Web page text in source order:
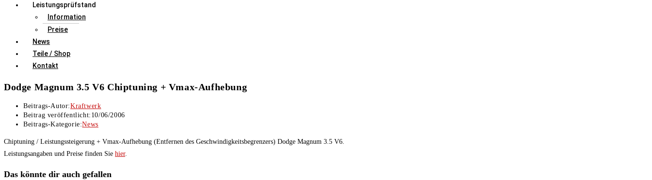
Leistungsprüfstand
Information
Preise
News
Teile / Shop
Kontakt
Dodge Magnum 3.5 V6 Chiptuning + Vmax-Aufhebung
Beitrags-Autor:Kraftwerk
Beitrag veröffentlicht: 10/06/2006
Beitrags-Kategorie:News
Chiptuning / Leistungssteigerung + Vmax-Aufhebung (Entfernen des Geschwindigkeitsbegrenzers) Dodge Magnum 3.5 V6.
Leistungsangaben und Preise finden Sie hier.
Das könnte dir auch gefallen